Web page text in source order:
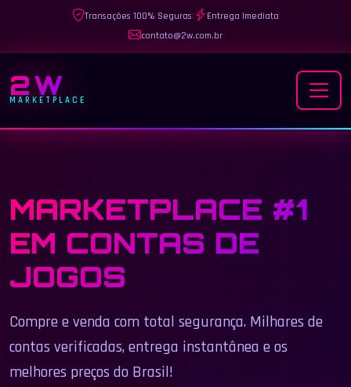
Transações 100% Seguras|
Entrega Imediata
contato@2w.com.br
2W
MARKETPLACE
MARKETPLACE #1
EM CONTAS DE
JOGOS
Compre e venda com total segurança. Milhares de
contas verificadas, entrega instantânea e os
melhores preços do Brasil!